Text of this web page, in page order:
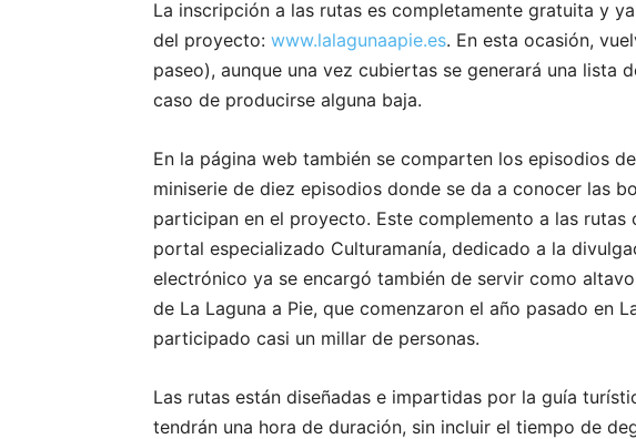
La inscripción a las rutas es completamente gratuita y
del proyecto: www.lalagunaapie.es. En esta ocasión,
paseo), aunque una vez cubiertas se generará una lista
caso de producirse alguna baja.
En la página web también se comparten los episodios de
miniserie de diez episodios donde se da a conocer las
participan en el proyecto. Este complemento a las rutas
portal especializado Culturamanía, dedicado a la
electrónico ya se encargó también de servir como
de La Laguna a Pie, que comenzaron el año pasado en
participado casi un millar de personas.
Las rutas están diseñadas e impartidas por la guía
tendrán una hora de duración, sin incluir el tiempo de